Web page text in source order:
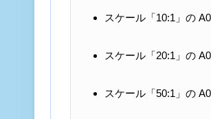
スケール「10:1」の
スケール「20:1」の
スケール「50:1」の